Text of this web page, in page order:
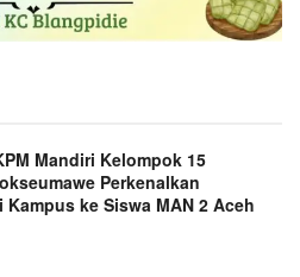
Mandiri Kelompok 15
Perkenalkan
Kampus ke Siswa MAN 2 Aceh